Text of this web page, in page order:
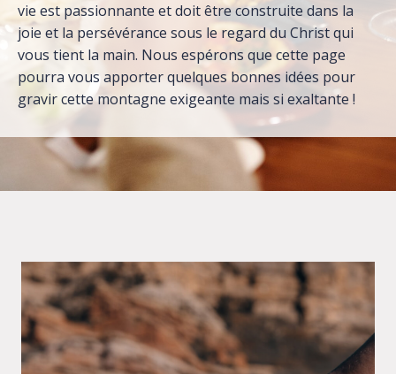
vie est passionnante et doit être construite dans la
joie et la persévérance sous le regard du Christ qui
vous tient la main. Nous espérons que cette page
pourra vous apporter quelques bonnes idées pour
gravir cette montagne exigeante mais si exaltante !